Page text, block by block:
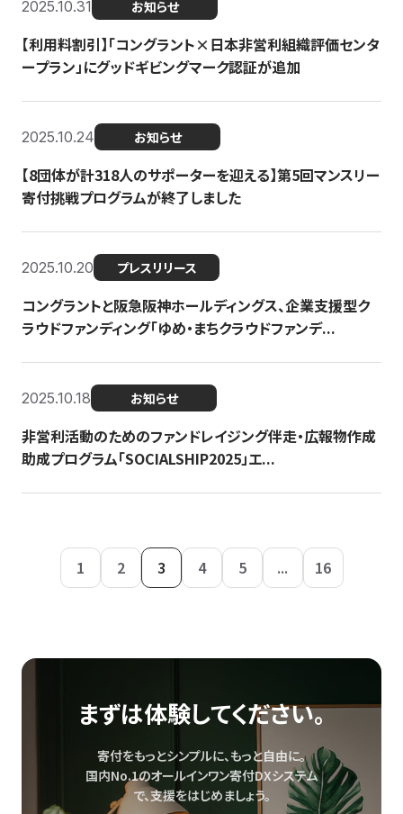
2025.10.31 お知らせ
【利用料割引】「コングラント×日本非営利組織評価センタ
ープラン」にグッドギビングマーク認証が追加
2025.10.24 お知らせ
【8団体が計318人のサポーターを迎える】​​第5回マンスリー
寄付挑戦プログラムが終了しました
2025.10.20 プレスリリース
コングラントと阪急阪神ホールディングス、企業支援型ク
ラウドファンディング「ゆめ・まちクラウドファンデ...
2025.10.18 お知らせ
非営利活動のためのファンドレイジング伴走・広報物作成
助成プログラム「SOCIALSHIP2025」エ...
1 2 3 4 5 ... 16
まずは体験してください。
寄付をもっとシンプルに、もっと自由に。
国内No.1のオールインワン寄付DXシステム
で、支援をはじめましょう。